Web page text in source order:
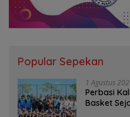
Popular Sepekan
1 Agustus
Perbasi
Basket